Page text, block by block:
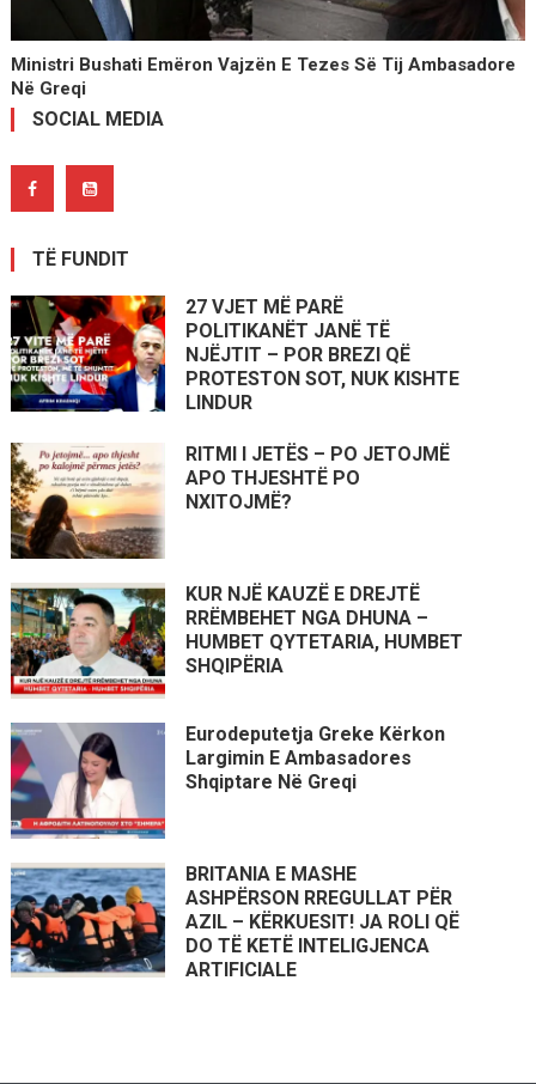
Ministri Bushati Emëron Vajzën E Tezes Së Tij Ambasadore
Në Greqi
SOCIAL MEDIA
TË FUNDIT
27 VJET MË PARË
POLITIKANËT JANË TË
NJËJTIT – POR BREZI QË
PROTESTON SOT, NUK KISHTE
LINDUR
RITMI I JETËS – PO JETOJMË
APO THJESHTË PO
NXITOJMË?
KUR NJË KAUZË E DREJTË
RRËMBEHET NGA DHUNA –
HUMBET QYTETARIA, HUMBET
SHQIPËRIA
Eurodeputetja Greke Kërkon
Largimin E Ambasadores
Shqiptare Në Greqi
BRITANIA E MASHE
ASHPËRSON RREGULLAT PËR
AZIL – KËRKUESIT! JA ROLI QË
DO TË KETË INTELIGJENCA
ARTIFICIALE